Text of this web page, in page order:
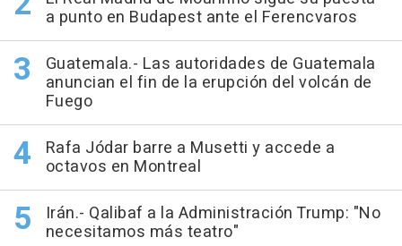
a punto en Budapest ante el Ferencvaros
Guatemala.- Las autoridades de Guatemala
anuncian el fin de la erupción del volcán de
Fuego
Rafa Jódar barre a Musetti y accede a
octavos en Montreal
Irán.- Qalibaf a la Administración Trump: "No
necesitamos más teatro"